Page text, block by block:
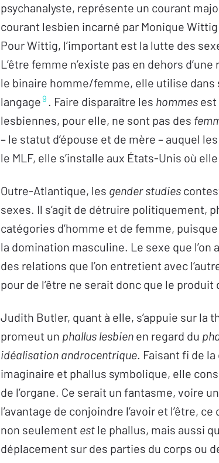
psychanalyste, représente un courant
courant lesbien incarné par Monique
Pour Wittig, l’important est la lutte des
L’être femme n’existe pas en dehors
le binaire homme/femme, elle utilise
langage 9 . Faire disparaître les hommes est
lesbiennes, pour elle, ne sont pas des
– le statut d’épouse et de mère – auquel
le MLF, elle s’installe aux États-Unis où
Outre-Atlantique, les gender studies
sexes. Il s’agit de détruire politiquement,
catégories d’homme et de femme,
la domination masculine. Le sexe que l’on
des relations que l’on entretient avec
pour de l’être ne serait donc que le produit
Judith Butler, quant à elle, s’appuie sur la
promeut un phallus lesbien en regard du
idéalisation androcentrique. Faisant fi de
imaginaire et phallus symbolique, elle
de l’organe. Ce serait un fantasme, voire
l’avantage de conjoindre l’avoir et l’être,
non seulement est le phallus, mais aussi
déplacement sur des parties du corps ou